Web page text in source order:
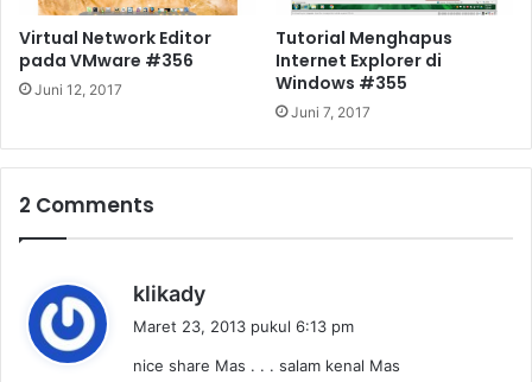
Virtual Network Editor
pada VMware #356
Juni 12, 2017
Tutorial Menghapus
Internet Explorer di
Windows #355
Juni 7, 2017
2 Comments
klikady
e
k
Maret 23, 2013 pukul 6:13 pm
nice share Mas . . . salam kenal Mas